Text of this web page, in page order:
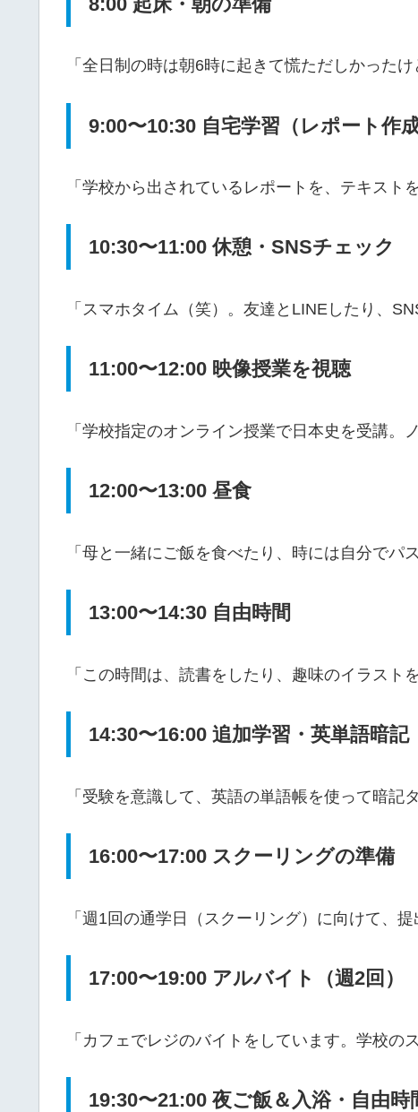
「全日制の時は朝6時に起きて慌ただしかった
9:00〜10:30 自宅学習（レポート作成
「学校から出されているレポートを、テキスト
10:30〜11:00 休憩・SNSチェック
「スマホタイム（笑）。友達とLINEしたり、
11:00〜12:00 映像授業を視聴
「学校指定のオンライン授業で日本史を受講。
12:00〜13:00 昼食
「母と一緒にご飯を食べたり、時には自分でパ
13:00〜14:30 自由時間
「この時間は、読書をしたり、趣味のイラスト
14:30〜16:00 追加学習・英単語暗記
「受験を意識して、英語の単語帳を使って暗記
16:00〜17:00 スクーリングの準備
「週1回の通学日（スクーリング）に向けて、
17:00〜19:00 アルバイト（週2回）
「カフェでレジのバイトをしています。学校の
19:30〜21:00 夜ご飯＆入浴・自由時